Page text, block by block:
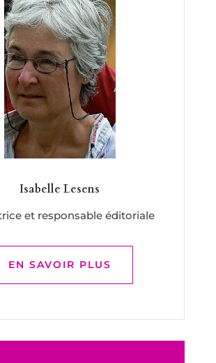
Isabelle Lesens
et responsable éditoriale
EN SAVOIR PLUS